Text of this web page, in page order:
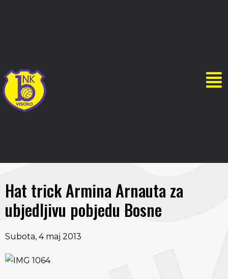
Hat trick Armina Arnauta za
ubjedljivu pobjedu Bosne
Subota, 4 maj 2013